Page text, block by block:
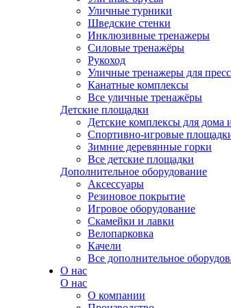
Уличные турники
Шведские стенки
Инклюзивные тренажеры
Силовые тренажёры
Рукоход
Уличные тренажеры для
Канатные комплексы
Все уличные тренажёры
Детские площадки
Детские комплексы для дома
Спортивно-игровые
Зимние деревянные горки
Все детские площадки
Дополнительное оборудование
Аксессуары
Резиновое покрытие
Игровое оборудование
Скамейки и лавки
Велопарковка
Качели
Все дополнительное
О нас
О нас
О компании